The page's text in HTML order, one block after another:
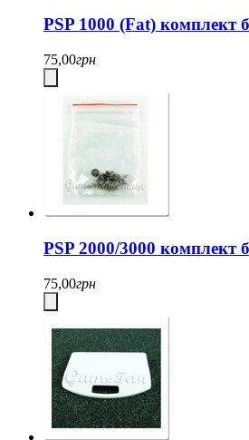
PSP 1000 (Fat) комплект
75,00грн
PSP 2000/3000 комплект
75,00грн